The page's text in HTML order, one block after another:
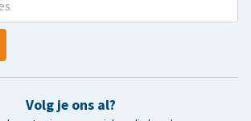
Volg je ons al?